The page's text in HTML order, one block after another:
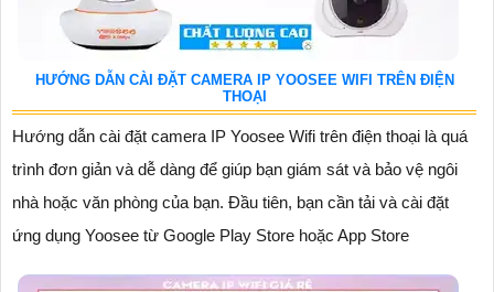
HƯỚNG DẪN CÀI ĐẶT CAMERA IP YOOSEE WIFI TRÊN ĐIỆN
THOẠI
Hướng dẫn cài đặt camera IP Yoosee Wifi trên điện thoại là quá
trình đơn giản và dễ dàng để giúp bạn giám sát và bảo vệ ngôi
nhà hoặc văn phòng của bạn. Đầu tiên, bạn cần tải và cài đặt
ứng dụng Yoosee từ Google Play Store hoặc App Store